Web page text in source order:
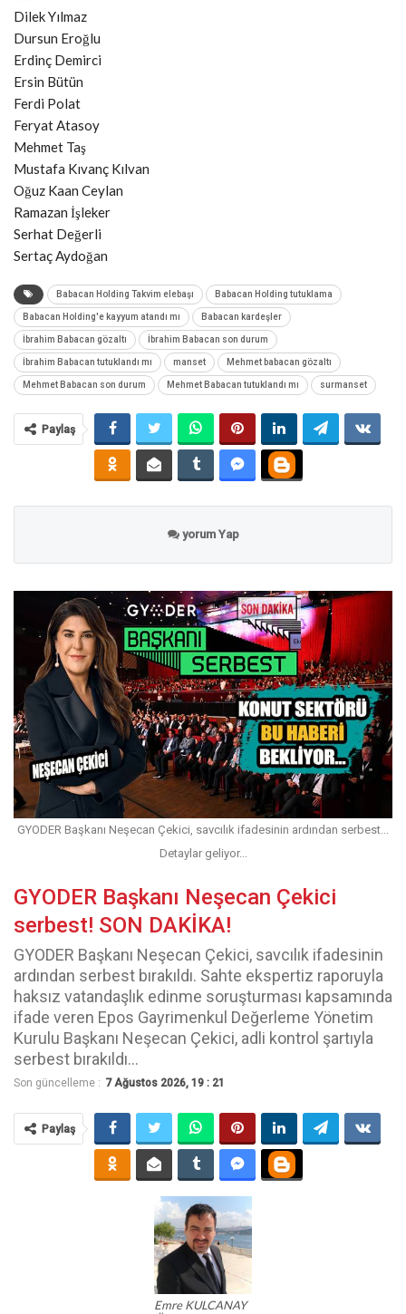
Dilek Yılmaz
Dursun Eroğlu
Erdinç Demirci
Ersin Bütün
Ferdi Polat
Feryat Atasoy
Mehmet Taş
Mustafa Kıvanç Kılvan
Oğuz Kaan Ceylan
Ramazan İşleker
Serhat Değerli
Sertaç Aydoğan
Babacan Holding Takvim elebaşı Babacan Holding tutuklama
Babacan Holding'e kayyum atandı mı Babacan kardeşler
İbrahim Babacan gözaltı İbrahim Babacan son durum
İbrahim Babacan tutuklandı mı manset Mehmet babacan gözaltı
Mehmet Babacan son durum Mehmet Babacan tutuklandı mı surmanset
Paylaş
yorum Yap
GYODER Başkanı Neşecan Çekici, savcılık ifadesinin ardından serbest...
Detaylar geliyor...
GYODER Başkanı Neşecan Çekici
serbest! SON DAKİKA!
GYODER Başkanı Neşecan Çekici, savcılık ifadesinin
ardından serbest bırakıldı. Sahte ekspertiz raporuyla
haksız vatandaşlık edinme soruşturması kapsamında
ifade veren Epos Gayrimenkul Değerleme Yönetim
Kurulu Başkanı Neşecan Çekici, adli kontrol şartıyla
serbest bırakıldı...
Son güncelleme : 7 Ağustos 2026, 19 : 21
Paylaş
Emre KULCANAY